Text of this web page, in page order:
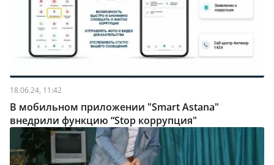
18.06.24, 11:42
В мобильном приложении "Smart Astana"
внедрили функцию “Stop коррупция"